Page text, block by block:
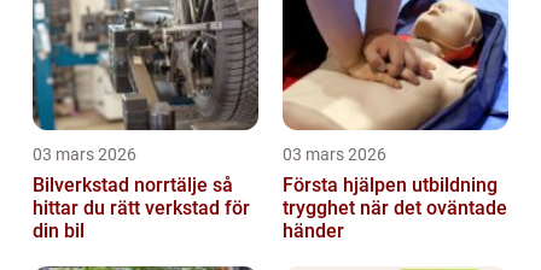
03 mars 2026
Bilverkstad norrtälje så
hittar du rätt verkstad för
din bil
03 mars 2026
Första hjälpen utbildning
trygghet när det oväntade
händer